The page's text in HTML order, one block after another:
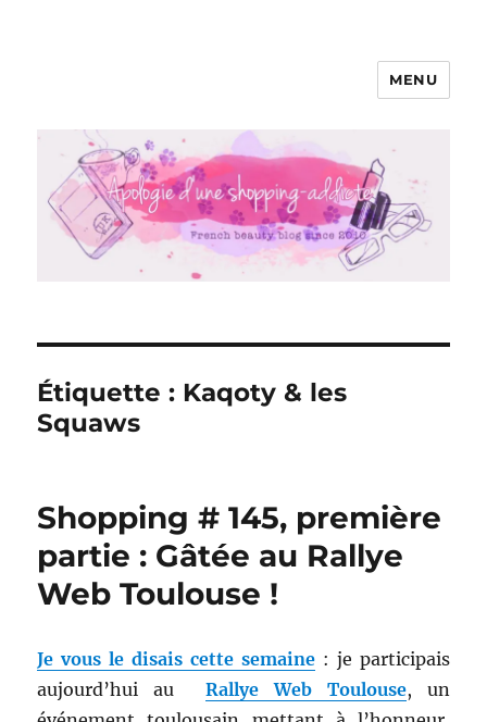
Apologie d'une Shopping-addicte
MENU
Étiquette : Kaqoty & les
Squaws
Shopping # 145, première
partie : Gâtée au Rallye
Web Toulouse !
Je vous le disais cette semaine: je participais
aujourd’hui au
Rallye Web Toulouse, un